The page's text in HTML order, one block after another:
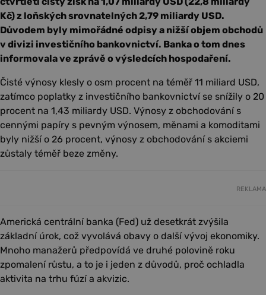
Kč) z loňských srovnatelných 2,79 miliardy USD.
Důvodem byly mimořádné odpisy a nižší objem obchodů
v divizi investičního bankovnictví. Banka o tom dnes
informovala ve zprávě o výsledcích hospodaření.
Čisté výnosy klesly o osm procent na téměř 11 miliard USD,
zatímco poplatky z investičního bankovnictví se snížily o 20
procent na 1,43 miliardy USD. Výnosy z obchodování s
cennými papíry s pevným výnosem, měnami a komoditami
byly nižší o 26 procent, výnosy z obchodování s akciemi
zůstaly téměř beze změny.
REKLAMA
Americká centrální banka (Fed) už desetkrát zvýšila
základní úrok, což vyvolává obavy o další vývoj ekonomiky.
Mnoho manažerů předpovídá ve druhé polovině roku
zpomalení růstu, a to je i jeden z důvodů, proč ochladla
aktivita na trhu fúzí a akvizic.